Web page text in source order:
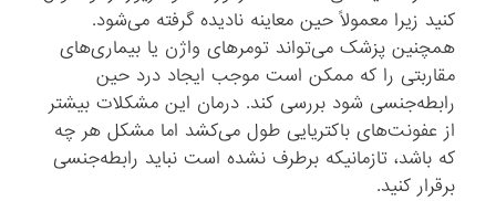
کنید زیرا معمولاً حین معاینه نادیده گرفته می‌شود.
همچنین پزشک می‌تواند تومرهای واژن یا بیماری‌های
مقاربتی را که ممکن است موجب ایجاد درد حین
رابطه‌جنسی شود بررسی کند. درمان این مشکلات بیشتر
از عفونت‌های باکتریایی طول می‌کشد اما مشکل هر چه
که باشد، تازمانیکه برطرف نشده است نباید رابطه‌جنسی
برقرار کنید.